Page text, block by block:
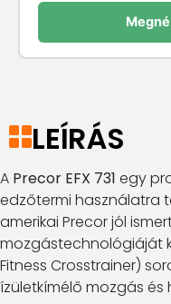
LEÍRÁS
A Precor EFX 731 egy
edzőtermi használatra
amerikai Precor jól
mozgástechnológiáját
Fitness Crosstrainer)
ízületkímélő mozgás és